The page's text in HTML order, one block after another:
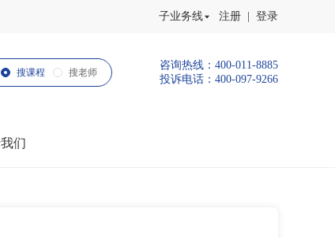
子业务线 注册 | 登录
搜课程 搜老师
咨询热线：400-011-8885
投诉电话：400-097-9266
们